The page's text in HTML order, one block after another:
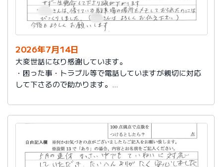
2026年7月14日
大変世話になり感謝しています。
・困った事・トラブル等で電話していますが親切に対応
して下さるので助かります。
にも嫌な顔せず一生懸命して下さり頭が下がります。
・社員さんは、借りている駐車場の場所をメモしておら
れたのにはびっくりしました。（社員さんはよろしくお
伝え下さい）
今後もよろしくお願いします。